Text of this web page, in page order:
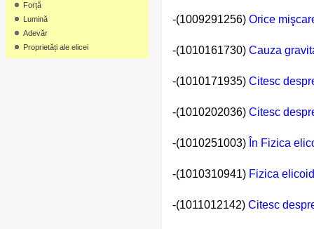
Forță
Lumină
Adevăr
Proprietăți ale elicei
-(1009291256) Orice
-(1010161730) Cauza
-(1010171935) Citesc
-(1010202036) Citesc
-(1010251003) În Fizica
-(1010310941) Fizica
-(1011012142) Citesc